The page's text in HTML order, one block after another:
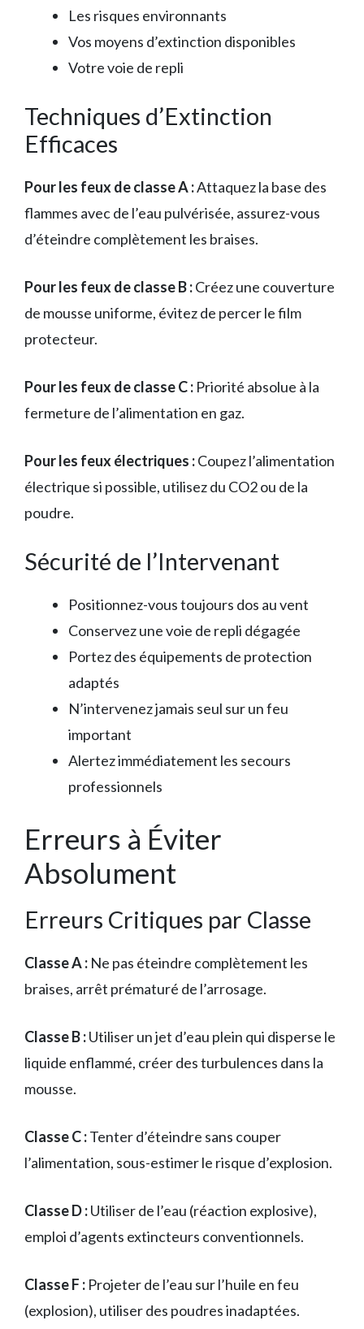
Les risques environnants
Vos moyens d’extinction disponibles
Votre voie de repli
Techniques d’Extinction
Efficaces
Pour les feux de classe A :Attaquez la base des
flammes avec de l’eau pulvérisée, assurez-vous
d’éteindre complètement les braises.
Pour les feux de classe B :Créez une couverture
de mousse uniforme, évitez de percer le film
protecteur.
Pour les feux de classe C : Priorité absolue à la
fermeture de l’alimentation en gaz.
Pour les feux électriques :Coupez l’alimentation
électrique si possible, utilisez du CO2 ou de la
poudre.
Sécurité de l’Intervenant
Positionnez-vous toujours dos au vent
Conservez une voie de repli dégagée
Portez des équipements de protection
adaptés
N’intervenez jamais seul sur un feu
important
Alertez immédiatement les secours
professionnels
Erreurs à Éviter
Absolument
Erreurs Critiques par Classe
Classe A : Ne pas éteindre complètement les
braises, arrêt prématuré de l’arrosage.
Classe B :Utiliser un jet d’eau plein qui disperse le
liquide enflammé, créer des turbulences dans la
mousse.
Classe C :Tenter d’éteindre sans couper
l’alimentation, sous-estimer le risque d’explosion.
Classe D :Utiliser de l’eau (réaction explosive),
emploi d’agents extincteurs conventionnels.
Classe F : Projeter de l’eau sur l’huile en feu
(explosion), utiliser des poudres inadaptées.